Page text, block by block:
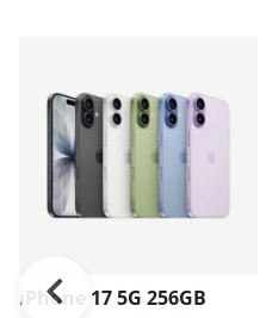
iPhone 17 5G 256GB